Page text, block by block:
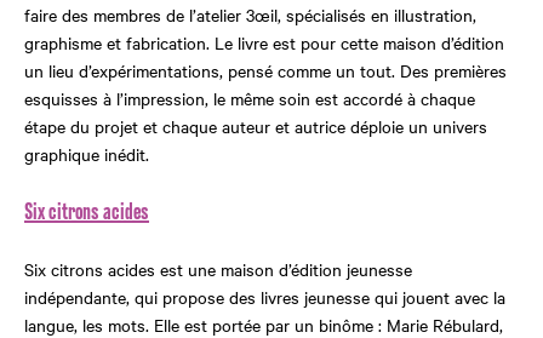
faire des membres de l’atelier 3œil, spécialisés en illustration,
graphisme et fabrication. Le livre est pour cette maison d’édition
un lieu d’expérimentations, pensé comme un tout. Des premières
esquisses à l’impression, le même soin est accordé à chaque
étape du projet et chaque auteur et autrice déploie un univers
graphique inédit.
Six citrons acides
Six citrons acides est une maison d’édition jeunesse
indépendante, qui propose des livres jeunesse qui jouent avec la
langue, les mots. Elle est portée par un binôme : Marie Rébulard,